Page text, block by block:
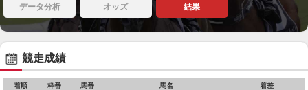
データ分析 オッズ 結果
競走成績
着順 枠番 馬番 馬名 着差